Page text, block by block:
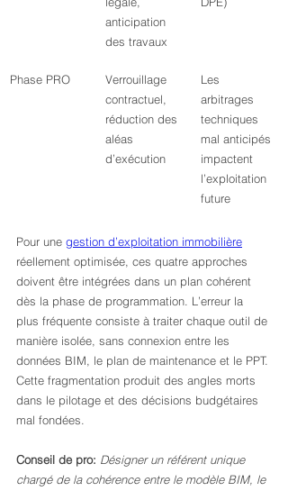
anticipation
des travaux
Phase PRO
Verrouillage
contractuel,
réduction des
aléas
d’exécution
Les
arbitrages
techniques
mal anticipés
impactent
l’exploitation
future
Pour une gestion d’exploitation immobilière
réellement optimisée, ces quatre approches
doivent être intégrées dans un plan cohérent
dès la phase de programmation. L’erreur la
plus fréquente consiste à traiter chaque outil de
manière isolée, sans connexion entre les
données BIM, le plan de maintenance et le PPT.
Cette fragmentation produit des angles morts
dans le pilotage et des décisions budgétaires
mal fondées.
Conseil de pro: Désigner un référent unique
chargé de la cohérence entre le modèle BIM, le